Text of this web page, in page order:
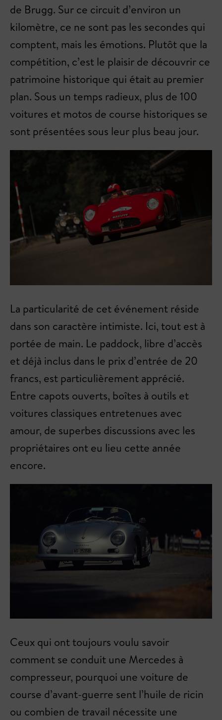
de Brugg. Sur ce circuit d’environ un
kilomètre, ce ne sont pas les secondes qui
comptent, mais les émotions. Plutôt que la
compétition, c’est le plaisir de découvrir ce
patrimoine historique qui était au premier
plan. Sous un temps radieux, plus de 100
voitures et motos de course historiques se
sont présentées sous leur plus beau jour.
La particularité de cet événement réside
dans son caractère intimiste. Ici, tout est à
portée de main. Le paddock, libre d’accès
et déjà inclus dans le prix d’entrée de 20
francs, est particulièrement apprécié.
Entre capots ouverts, boîtes à outils et
voitures classiques entretenues avec
amour, de superbes discussions avec les
propriétaires ont eu lieu cette année
encore.
Ceux qui ont toujours voulu savoir
comment se conduit une Mercedes à
compresseur, pourquoi une voiture de
course d’avant-guerre sent l’huile de ricin
ou combien de travail nécessite une